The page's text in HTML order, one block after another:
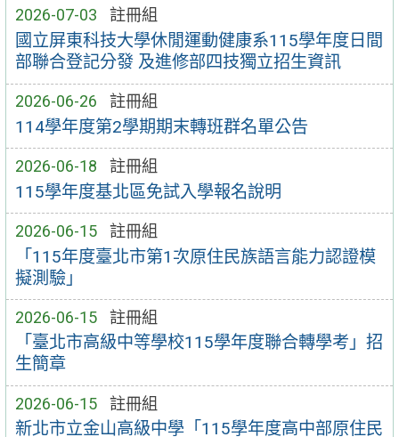
2026-07-03 註冊組
國立屏東科技大學休閒運動健康系115學年度日間
部聯合登記分發 及進修部四技獨立招生資訊
2026-06-26 註冊組
114學年度第2學期期末轉班群名單公告
2026-06-18 註冊組
115學年度基北區免試入學報名說明
2026-06-15 註冊組
「115年度臺北市第1次原住民族語言能力認證模
擬測驗」
2026-06-15 註冊組
「臺北市高級中等學校115學年度聯合轉學考」招
生簡章
2026-06-15 註冊組
新北市立金山高級中學「115學年度高中部原住民